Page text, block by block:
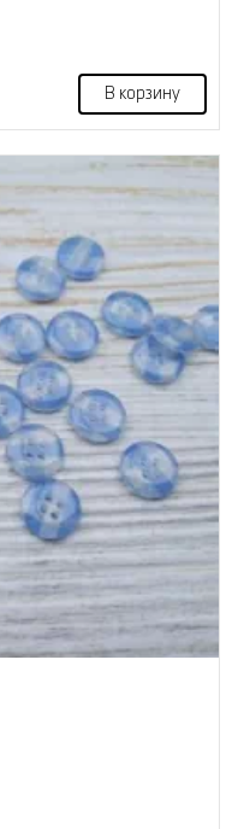
В корзину